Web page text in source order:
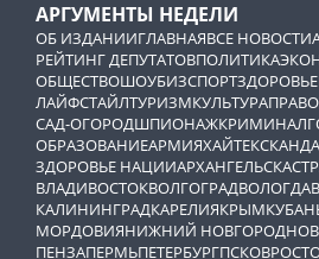
АРГУМЕНТЫ НЕДЕЛИ
ОБ ИЗДАНИИГЛАВНАЯВСЕ НОВОСТИ
РЕЙТИНГ ДЕПУТАТОВПОЛИТИКА
ОБЩЕСТВОШОУБИЗСПОРТЗДОРОВЬЕ
ЛАЙФСТАЙЛТУРИЗМКУЛЬТУРА
САД-ОГОРОДШПИОНАЖКРИМИНАЛ
ОБРАЗОВАНИЕАРМИЯХАЙТЕК
ЗДОРОВЬЕ НАЦИИАРХАНГЕЛЬСК
ВЛАДИВОСТОКВОЛГОГРАДВОЛОГДА
КАЛИНИНГРАДКАРЕЛИЯКРЫМ
МОРДОВИЯНИЖНИЙ НОВГОРОД
ПЕНЗАПЕРМЬПЕТЕРБУРГПСКОВ